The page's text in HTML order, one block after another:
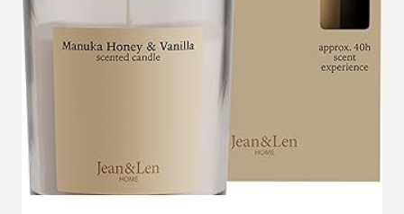
ZUHAUSE,
SOJAWACHS…